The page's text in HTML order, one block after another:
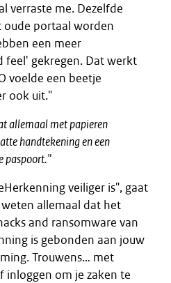
verraste me. Dezelfde
portaal worden
een meer
feel' gekregen. Dat werkt
voelde een beetje
ook uit."
allemaal met papieren
handtekening en een
paspoort."
veiliger is", gaat
allemaal dat het
and ransomware van
is gebonden aan jouw
Trouwens… met
inloggen om je zaken te